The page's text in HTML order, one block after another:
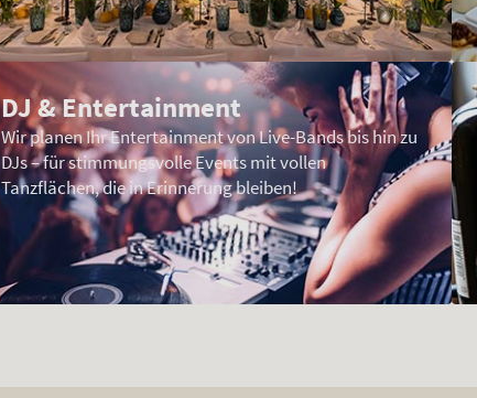
DJ & Entertainment
Wir planen Ihr Entertainment von Live-Bands bis hin zu
DJs – für stimmungsvolle Events mit vollen
Tanzflächen, die in Erinnerung bleiben!